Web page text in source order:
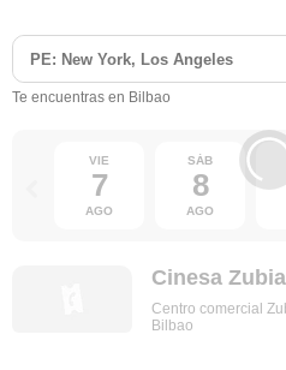
Te encuentras en Bilbao
VIE
7
AGO
SÁB
8
AGO
Cinesa
Centro comercial
Bilbao